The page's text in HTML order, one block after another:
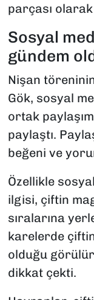
parçası
Sosyal
gündem
Nişan
Gök, sosyal
ortak
paylaştı.
beğeni ve
Özellikle
ilgisi, çiftin
sıralarına
karelerde
olduğu
dikkat çekti.